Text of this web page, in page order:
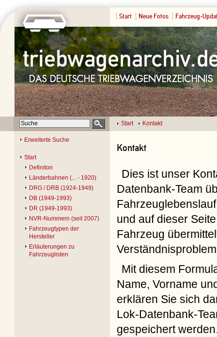
Start Neue Fotos Fahrzeug-
Start Kontakt
Erweiterte Suche
Start
Definiton
Länderbahnen (... - 1920)
DRG / DRB (1924-1949)
DB (1949-1993)
DR (1949-1993)
NVR-Nummern (seit 2007)
Fahrzeugtypen der
Hersteller
Erläuterungen zu
Fahrzeuglisten
Kontakt
Dies ist unser
Datenbank-Team
und auf dieser
Fahrzeug
Mit diesem
Name, Vorname
erklären Sie sich
Lok-Datenbank-
gespeichert